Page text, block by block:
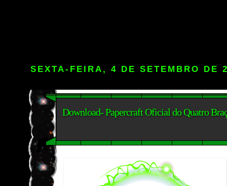
SEXTA-FEIRA, 4 DE SETEMBRO DE
Download- Papercraft Oficial do Quatro